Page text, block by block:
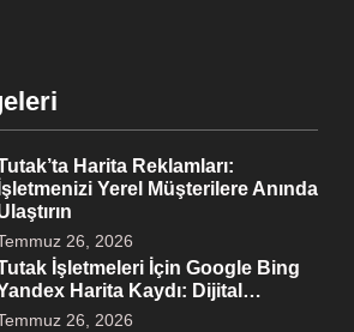
Harita Reklamları:
İşletmenizi Yerel Müşterilere Anında
26, 2026
İşletmeleri İçin Google Bing
Harita Kaydı: Dijital…
26, 2026